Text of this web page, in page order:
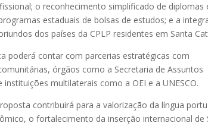
o reconhecimento simplificado de diplomas
estaduais de bolsas de estudos; e a
dos países da CPLP residentes em Santa
poderá contar com parcerias estratégicas com
órgãos como a Secretaria de Assuntos
instituições multilaterais como a OEI e a UNESCO.
contribuirá para a valorização da língua
o fortalecimento da inserção internacional de